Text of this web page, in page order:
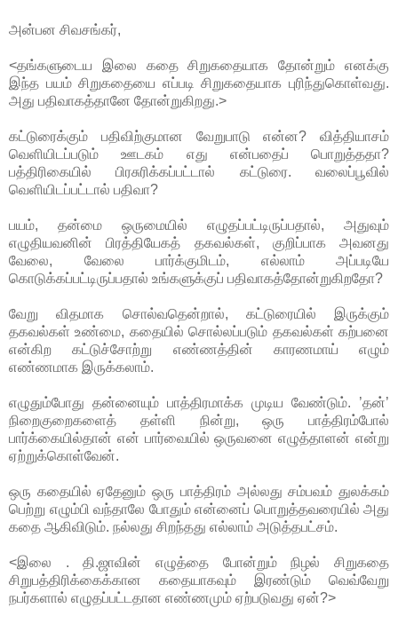
அன்பன சிவசங்கர்,
<தங்களுடைய இலை கதை சிறுகதையாக தோன்றும் எனக்கு
இந்த பயம் சிறுகதையை எப்படி சிறுகதையாக புரிந்துகொள்வது.
அது பதிவாகத்தானே தோன்றுகிறது.>
கட்டுரைக்கும் பதிவிற்குமான வேறுபாடு என்ன? வித்தியாசம்
வெளியிடப்படும் ஊடகம் எது என்பதைப் பொறுத்ததா?
பத்திரிகையில் பிரசுரிக்கப்பட்டால் கட்டுரை. வலைப்பூவில்
வெளியிடப்பட்டால் பதிவா?
பயம், தன்மை ஒருமையில் எழுதப்பட்டிருப்பதால், அதுவும்
எழுதியவனின் பிரத்தியேகத் தகவல்கள், குறிப்பாக அவனது
வேலை, வேலை பார்க்குமிடம், எல்லாம் அப்படியே
கொடுக்கப்பட்டிருப்பதால் உங்களுக்குப் பதிவாகத்தோன்றுகிறதோ?
வேறு விதமாக சொல்வதென்றால், கட்டுரையில் இருக்கும்
தகவல்கள் உண்மை, கதையில் சொல்லப்படும் தகவல்கள் கற்பனை
என்கிற கட்டுச்சோற்று எண்ணத்தின் காரணமாய் எழும்
எண்ணமாக இருக்கலாம்.
எழுதும்போது தன்னையும் பாத்திரமாக்க முடிய வேண்டும். ’தன்’
நிறைகுறைகளைத் தள்ளி நின்று, ஒரு பாத்திரம்போல்
பார்க்கையில்தான் என் பார்வையில் ஒருவனை எழுத்தாளன் என்று
ஏற்றுக்கொள்வேன்.
ஒரு கதையில் ஏதேனும் ஒரு பாத்திரம் அல்லது சம்பவம் துலக்கம்
பெற்று எழும்பி வந்தாலே போதும் என்னைப் பொறுத்தவரையில் அது
கதை ஆகிவிடும். நல்லது சிறந்தது எல்லாம் அடுத்தபட்சம்.
<இலை . தி.ஜாவின் எழுத்தை போன்றும் நிழல் சிறுகதை
சிறுபத்திரிக்கைக்கான கதையாகவும் இரண்டும் வெவ்வேறு
நபர்களால் எழுதப்பட்டதான எண்ணமும் ஏற்படுவது ஏன்?>